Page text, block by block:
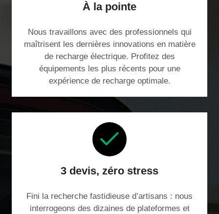
À la pointe
Nous travaillons avec des professionnels qui
maîtrisent les dernières innovations en matière
de recharge électrique. Profitez des
équipements les plus récents pour une
expérience de recharge optimale.
3 devis, zéro stress
Fini la recherche fastidieuse d’artisans : nous
interrogeons des dizaines de plateformes et